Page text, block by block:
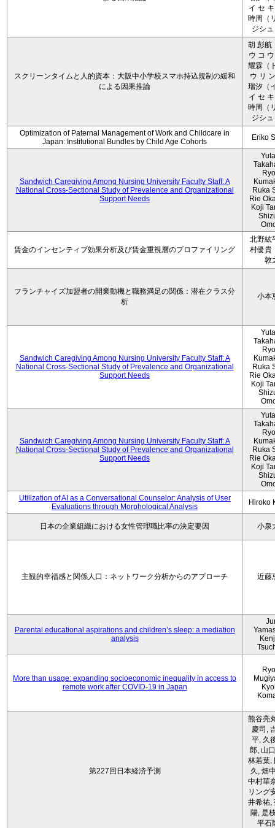
イ セ
時周（
ジシ
スクリーンタイムと人的資本：大阪中小学校スマホ持込規制の緩和
による因果推論
胡 彭航
ウ コ
耀霖（
ウ リ
瑞汐（
イ セ
時周（
ジシ
Optimization of Paternal Management of Work and Childcare in
Japan: Institutional Bundles by Child Age Cohorts
Eriko
Sandwich Caregiving Among Nursing University Faculty Staff: A
National Cross-Sectional Study of Prevalence and Organizational
Support Needs
Ruka
Rie
Koji
賃金のインセンティブ効果分析及び賃金重視層のプロファイリング
北野紘
村優貴
敦
フランチャイズ加盟者の開業動機と職務満足の関係：潜在クラス分
析
小本
Sandwich Caregiving Among Nursing University Faculty Staff: A
National Cross-Sectional Study of Prevalence and Organizational
Support Needs
Ruka
Rie
Koji
Sandwich Caregiving Among Nursing University Faculty Staff: A
National Cross-Sectional Study of Prevalence and Organizational
Support Needs
Ruka
Rie
Koji
Utilization of AI as a Conversational Counselor: Analysis of User
Evaluations through Morphological Analysis
Hiroko
日本の企業組織における女性管理職比率の決定要因 小泉
主観的幸福感と関係人口：ネットワーク分析からのアプローチ 近藤
Parental educational aspirations and children’s sleep: a mediation
analysis
More than usage: expanding socioeconomic inequality in access to
remote work after COVID-19 in Japan
第227回日本経済予測
熊谷亮
慶司,
平, 久
郎, 山
林若葉,
久, 畑
中村華
リング
井希祐,
陽, 是
平石